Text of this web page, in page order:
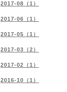
2017-08（1）
2017-06（1）
2017-05（1）
2017-03（2）
2017-02（1）
2016-10（1）